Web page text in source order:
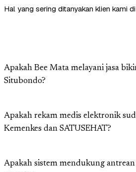
Hal yang sering ditanyakan klien kami
Apakah Bee Mata melayani jasa
Situbondo?
Apakah rekam medis elektronik
Kemenkes dan SATUSEHAT?
Apakah sistem mendukung